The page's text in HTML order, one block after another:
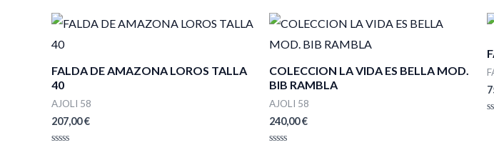
FALDA DE AMAZONA LOROS TALLA
40
AJOLI 58
207,00€
COLECCION LA VIDA ES BELLA MOD.
BIB RAMBLA
AJOLI 58
240,00€